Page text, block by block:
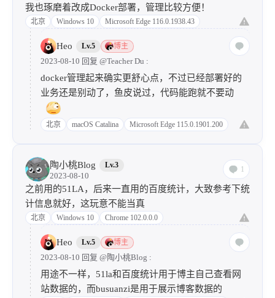
我也琢磨着改成Docker部署，管理比较方便！
北京 Windows 10 Microsoft Edge 116.0.1938.43
Heo Lv.5 博主
2023-08-10 回复 @Teacher Du :
docker管理起来确实更舒心点，不过已经部署好的
业务还是别动了，鱼皮说过，代码能跑就不要动
北京 macOS Catalina Microsoft Edge 115.0.1901.200
陶小桃Blog Lv.3
2023-08-10
1
之前用的51LA，后来一直用的百度统计，大致参考下统
计信息就好，这玩意不能当真
北京 Windows 10 Chrome 102.0.0.0
Heo Lv.5 博主
2023-08-10 回复 @陶小桃Blog :
用途不一样，51la和百度统计用于博主自己查看网
站数据的，而busuanzi是用于展示博客数据的